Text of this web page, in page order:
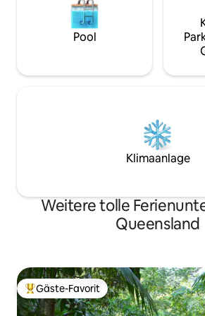
Pool
Klimaanlage
Weitere tolle
Queensland
Beliebter Gäste-Favorit.
Gäste-Favorit